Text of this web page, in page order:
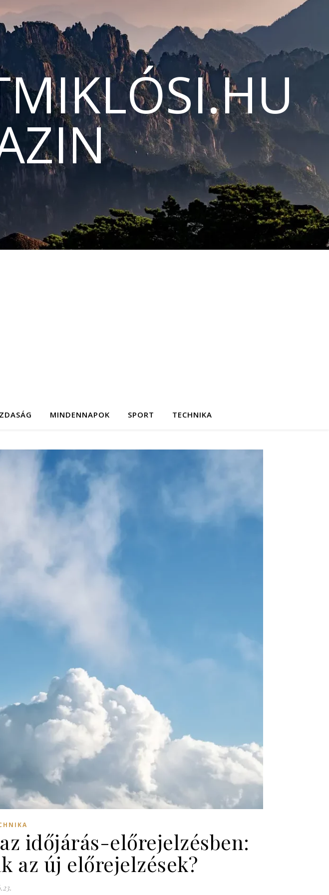
MINDENNAPOK SPORT TECHNIKA
időjárás-előrejelzésben:
az új előrejelzések?